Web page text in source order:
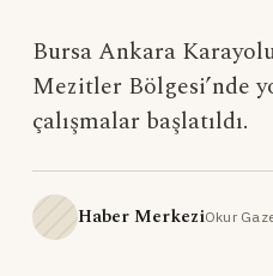
Bursa Ankara
Mezitler Bölgesi’nde
çalışmalar başlatıldı.
Haber MerkeziOkur